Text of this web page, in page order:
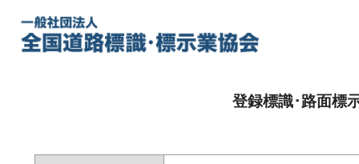
登録標識･路面標